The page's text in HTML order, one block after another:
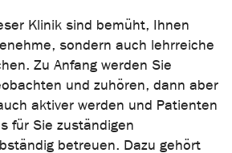
Klinik sind bemüht, Ihnen
sondern auch lehrreiche
Zu Anfang werden Sie
und zuhören, dann aber
aktiver werden und Patienten
für Sie zuständigen
betreuen. Dazu gehört